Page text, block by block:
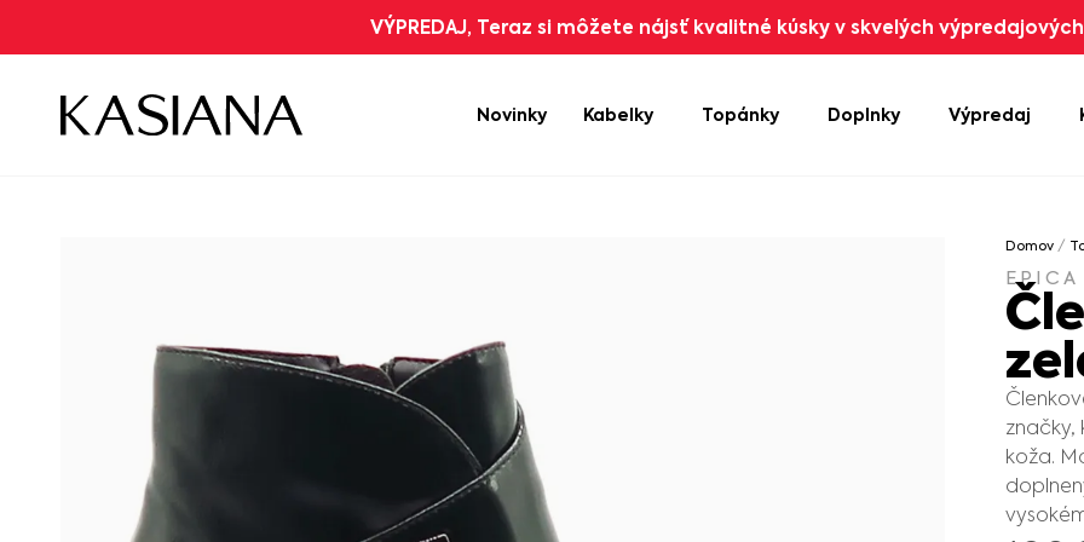
VÝPREDAJ, Teraz si môžete nájsť kvalitné kúsky v skvelých
Novinky Kabelky Topánky Doplnky Výpredaj
Domov /
EPICA
koža.